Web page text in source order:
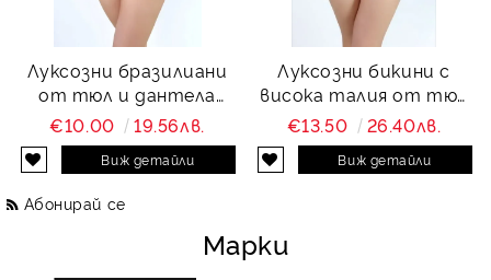
Луксозни бразилиани
от тюл и дантела
Charity
€10.00 19.56лв.
Виж детайли
Луксозни бикини с
висока талия от тюл
и дантела Charity
€13.50 26.40лв.
Виж детайли
Абонирай се
Марки